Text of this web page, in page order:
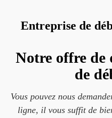
Entreprise de
Notre offre de
de
Vous pouvez nous
ligne, il vous suffit de